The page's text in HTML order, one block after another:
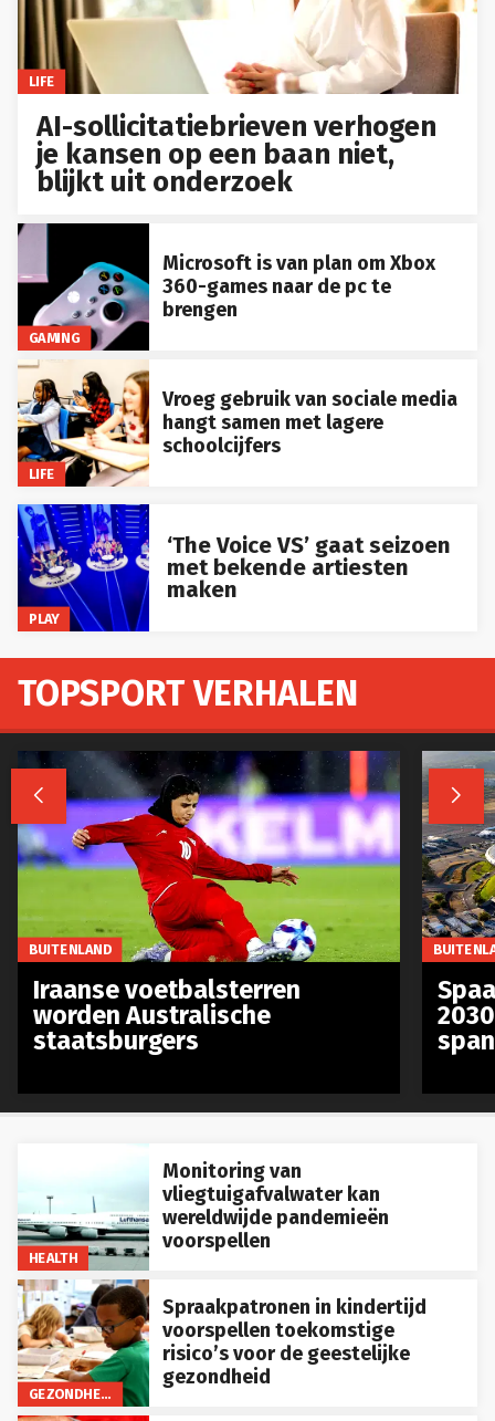
LIFE
AI-sollicitatiebrieven verhogen
je kansen op een baan niet,
blijkt uit onderzoek
GAMING
Microsoft is van plan om Xbox
360-games naar de pc te
brengen
LIFE
Vroeg gebruik van sociale media
hangt samen met lagere
schoolcijfers
PLAY
‘The Voice VS’ gaat seizoen
met bekende artiesten
maken
HEALTH
Monitoring van
vliegtuigafvalwater kan
wereldwijde pandemieën
voorspellen
GEZONDHEID
Spraakpatronen in kindertijd
voorspellen toekomstige
risico’s voor de geestelijke
gezondheid
TOPSPORT VERHALEN
 
BUITENLAND
Iraanse voetbalsterren
worden Australische
staatsburgers